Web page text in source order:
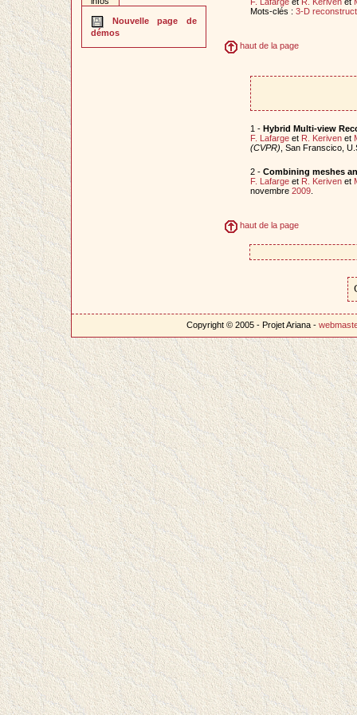
Nouvelle page de
démos
Mots-clés : 3-D
haut de la page
1 - Hybrid Multi-view
F. Lafargeet R. Kerivenet
(CVPR) , San Franscico,
2 - Combining meshes
F. Lafargeet R. Kerivenet
novembre 2009.
haut de la page
Copyright © 2005 - Projet Ariana -